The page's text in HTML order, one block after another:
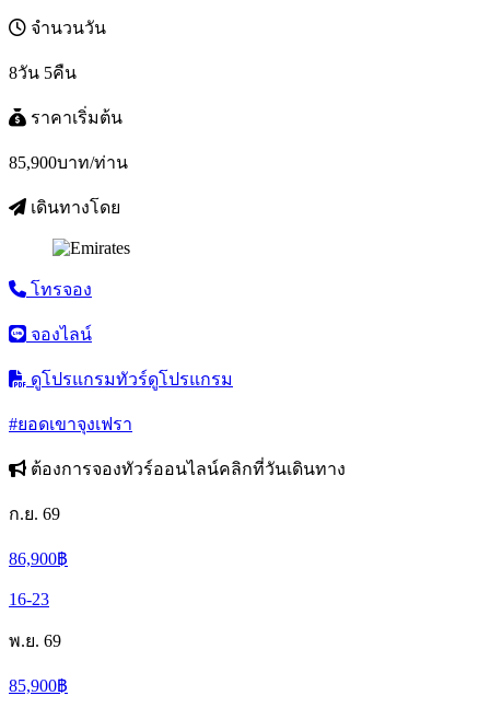
จำนวนวัน
8วัน 5คืน
ราคาเริ่มต้น
85,900บาท/ท่าน
เดินทางโดย
โทรจอง
จองไลน์
ดูโปรแกรมทัวร์ดูโปรแกรม
#ยอดเขาจุงเฟรา
ต้องการจองทัวร์ออนไลน์คลิกที่วันเดินทาง
ก.ย. 69
86,900฿
16-23
พ.ย. 69
85,900฿